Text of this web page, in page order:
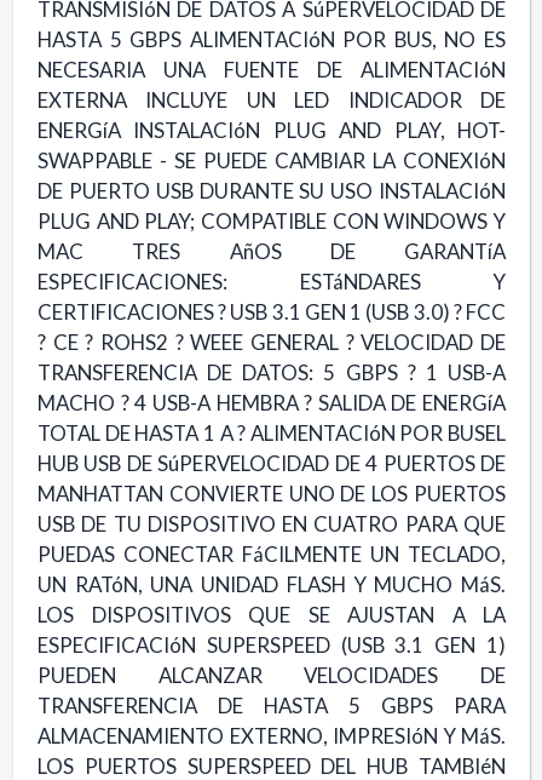
TRANSMISIóN DE DATOS A SúPERVELOCIDAD DE
HASTA 5 GBPS ALIMENTACIóN POR BUS, NO ES
NECESARIA UNA FUENTE DE ALIMENTACIóN
EXTERNA INCLUYE UN LED INDICADOR DE
ENERGíA INSTALACIóN PLUG AND PLAY, HOT-
SWAPPABLE - SE PUEDE CAMBIAR LA CONEXIóN
DE PUERTO USB DURANTE SU USO INSTALACIóN
PLUG AND PLAY; COMPATIBLE CON WINDOWS Y
MAC TRES AñOS DE GARANTíA
ESPECIFICACIONES: ESTáNDARES Y
CERTIFICACIONES ? USB 3.1 GEN 1 (USB 3.0) ? FCC
? CE ? ROHS2 ? WEEE GENERAL ? VELOCIDAD DE
TRANSFERENCIA DE DATOS: 5 GBPS ? 1 USB-A
MACHO ? 4 USB-A HEMBRA ? SALIDA DE ENERGíA
TOTAL DE HASTA 1 A ? ALIMENTACIóN POR BUSEL
HUB USB DE SúPERVELOCIDAD DE 4 PUERTOS DE
MANHATTAN CONVIERTE UNO DE LOS PUERTOS
USB DE TU DISPOSITIVO EN CUATRO PARA QUE
PUEDAS CONECTAR FáCILMENTE UN TECLADO,
UN RATóN, UNA UNIDAD FLASH Y MUCHO MáS.
LOS DISPOSITIVOS QUE SE AJUSTAN A LA
ESPECIFICACIóN SUPERSPEED (USB 3.1 GEN 1)
PUEDEN ALCANZAR VELOCIDADES DE
TRANSFERENCIA DE HASTA 5 GBPS PARA
ALMACENAMIENTO EXTERNO, IMPRESIóN Y MáS.
LOS PUERTOS SUPERSPEED DEL HUB TAMBIéN